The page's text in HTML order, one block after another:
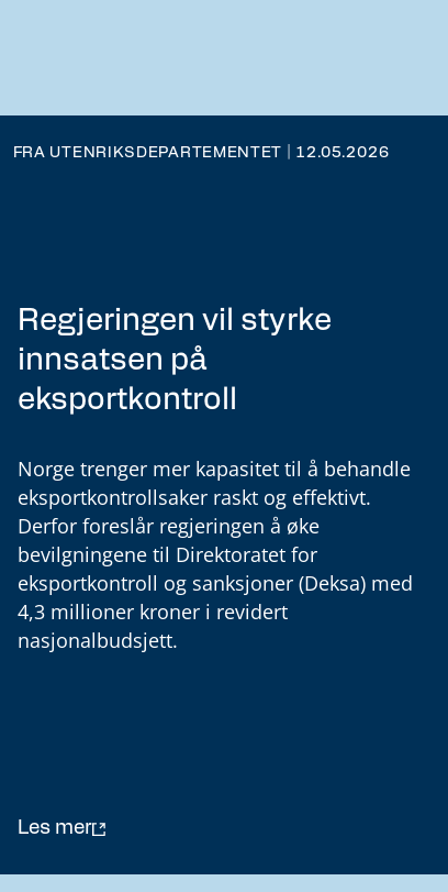
FRA UTENRIKSDEPARTEMENTET | 12.05.2026
Regjeringen vil styrke
innsatsen på
eksportkontroll
Norge trenger mer kapasitet til å behandle
eksportkontrollsaker raskt og effektivt.
Derfor foreslår regjeringen å øke
bevilgningene til Direktoratet for
eksportkontroll og sanksjoner (Deksa) med
4,3 millioner kroner i revidert
nasjonalbudsjett.
Les mer